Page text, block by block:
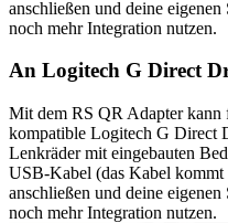
anschließen und deine
noch mehr Integration nutzen.
An Logitech G Direct
Mit dem RS QR Adapter kann
kompatible Logitech G Direct
Lenkräder mit eingebauten
USB-Kabel (das Kabel
anschließen und deine
noch mehr Integration nutzen.